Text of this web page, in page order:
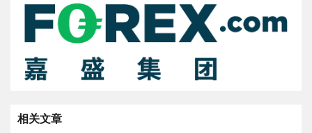
相关文章